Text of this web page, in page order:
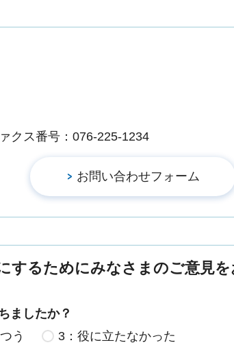
クス番号：076-225-1234
するためにみなさまのご意見
ましたか？
う 3：役に立たなかった